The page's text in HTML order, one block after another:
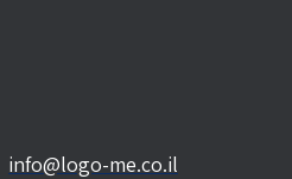
info@logo-me.co.il